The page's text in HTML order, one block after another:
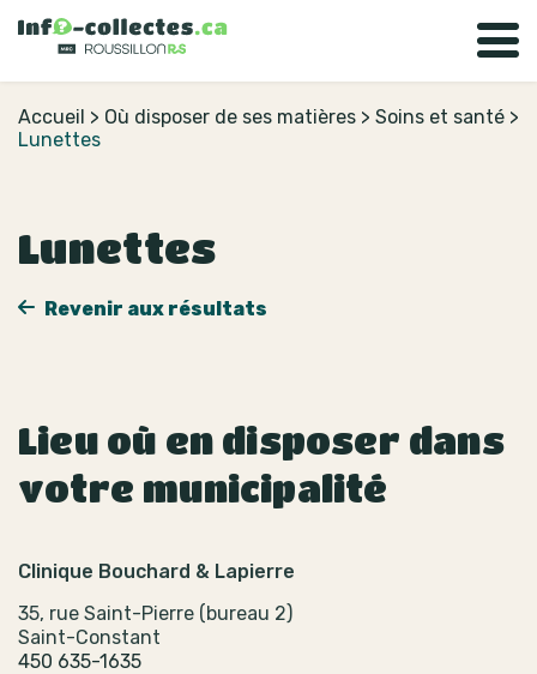
Accueil > Où disposer de ses matières > Soins et santé >
Lunettes
Lunettes
Revenir aux résultats
Lieu où en disposer dans
votre municipalité
Clinique Bouchard & Lapierre
35, rue Saint-Pierre (bureau 2)
Saint-Constant
450 635-1635